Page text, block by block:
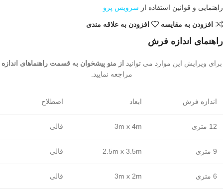
راهنمایی و قوانین استفاده از سرویس پرو
افزودن به مقایسه افزودن به علاقه مندی
راهنمای اندازه فرش
برای ویرایش این موارد می توانید از منو پیشخوان به قسمت راهنماهای اندازه
مراجعه نمایید.
اندازه فرش ابعاد اصطلاح
12 متری 3m x 4m قالی
9 متری 2.5m x 3.5m قالی
6 متری 3m x 2m قالی